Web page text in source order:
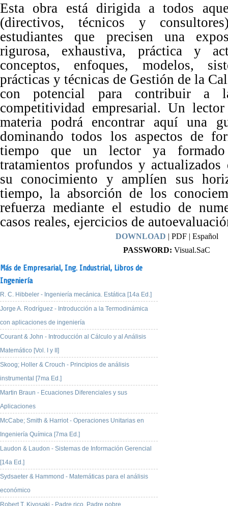
Esta obra está dirigida a todos
(directivos, técnicos y
estudiantes que precisen una
rigurosa, exhaustiva, práctica y
conceptos, enfoques, modelos,
prácticas y técnicas de Gestión de la
con potencial para contribuir a
competitividad empresarial. Un
materia podrá encontrar aquí una
dominando todos los aspectos de
tiempo que un lector ya formado
tratamientos profundos y
su conocimiento y amplíen sus
tiempo, la absorción de los
refuerza mediante el estudio de
casos reales, ejercicios de
DOWNLOAD | PDF | Español
PASSWORD: Visual.SaC
Más de Empresarial, Ing. Industrial, Libros de
Ingeniería
R. C. Hibbeler - Ingeniería mecánica. Estática [14a Ed.]
Jorge A. Rodríguez - Introducción a la Termodinámica
con aplicaciones de ingeniería
Courant & John - Introducción al Cálculo y al Análisis
Matemático [Vol. I y II]
Skoog; Holler & Crouch - Principios de análisis
instrumental [7ma Ed.]
Martin Braun - Ecuaciones Diferenciales y sus
Aplicaciones
McCabe; Smith & Harriot - Operaciones Unitarias en
Ingeniería Química [7ma Ed.]
Laudon & Laudon - Sistemas de Información Gerencial
[14a Ed.]
Sydsaeter & Hammond - Matemáticas para el análisis
económico
Robert T. Kiyosaki - Padre rico, Padre pobre